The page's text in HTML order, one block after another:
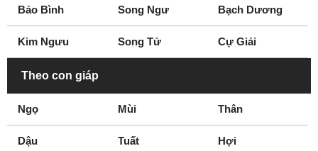
Bảo Bình Song Ngư Bạch Dương
Kim Ngưu Song Tử Cự Giải
Theo con giáp
Ngọ Mùi Thân
Dậu Tuất Hợi